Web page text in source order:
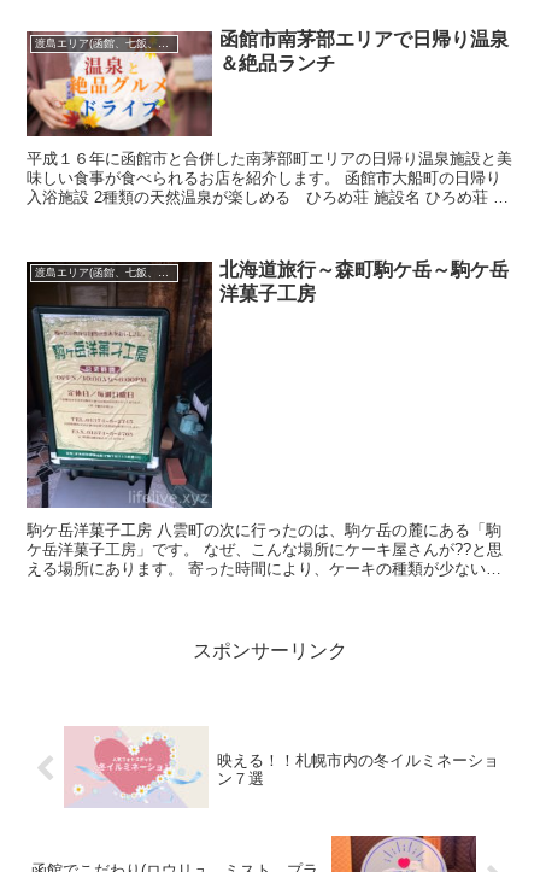
渡島エリア(函館、七飯、松前･･･)
函館市南茅部エリアで日帰り温泉
＆絶品ランチ
平成１６年に函館市と合併した南茅部町エリアの日帰り温泉施設と美
味しい食事が食べられるお店を紹介します。 函館市大船町の日帰り
入浴施設 2種類の天然温泉が楽しめる ひろめ荘 施設名 ひろめ荘 住
渡島エリア(函館、七飯、松前･･･)
北海道旅行～森町駒ケ岳～駒ケ岳
洋菓子工房
駒ケ岳洋菓子工房 八雲町の次に行ったのは、駒ケ岳の麓にある「駒
ケ岳洋菓子工房」です。 なぜ、こんな場所にケーキ屋さんが??と思
える場所にあります。 寄った時間により、ケーキの種類が少ないこ
スポンサーリンク
映える！！札幌市内の冬イルミネーショ
ン７選